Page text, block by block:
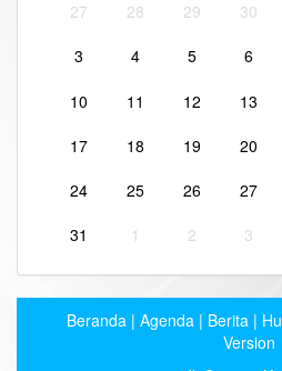
27
28 29 30
3 4 5 6
10 11 12 13
17 18 19 20
24 25 26 27
31 1 2 3
Beranda | Agenda | Berita |
Version